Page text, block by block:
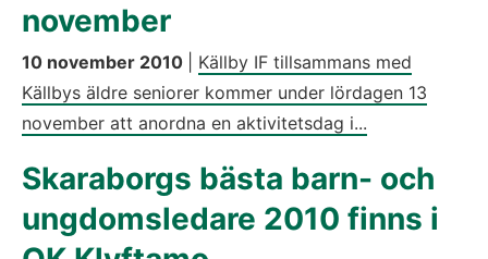
november
10 november 2010
Källby IF tillsammans med
Källbys äldre seniorer kommer under lördagen 13
november att anordna en aktivitetsdag i...
Skaraborgs bästa barn- och
ungdomsledare 2010 finns i